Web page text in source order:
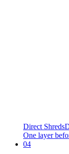
Direct Shreds
One layer
04